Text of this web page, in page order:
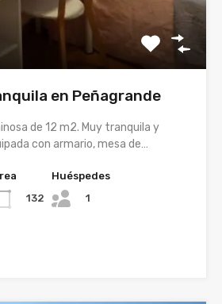
en Peñagrande
de 12 m2. Muy tranquila y
con armario, mesa de…
132
Huéspedes
1